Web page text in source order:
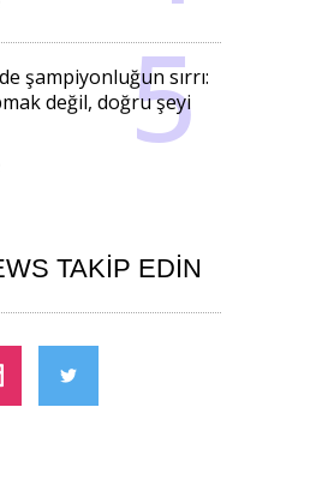
şampiyonluğun sırrı:
değil, doğru şeyi
TAKIP EDIN